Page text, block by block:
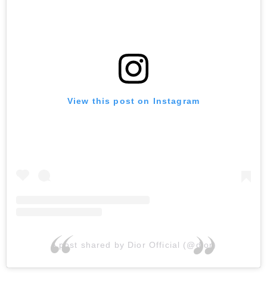
View this post on Instagram
A post shared by Dior Official (@dior)